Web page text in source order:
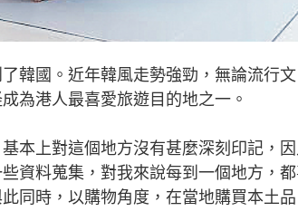
國。近年韓風走勢強勁，無論流行文
為港人最喜愛旅遊目的地之一。
上對這個地方沒有甚麼深刻印記，
資料蒐集，對我來說每到一個地方，
同時，以購物角度，在當地購買本土品